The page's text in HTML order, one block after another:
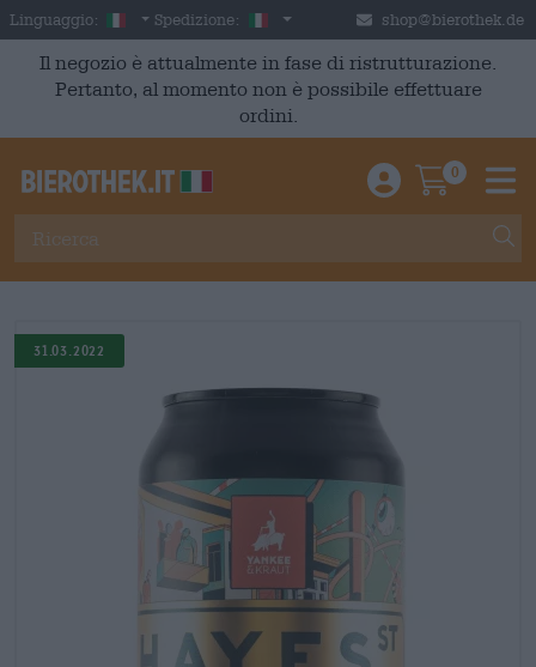
Skip to main content
Linguaggio: Italian
Spedizione: Italia shop@bierothek.de
Il negozio è attualmente in fase di ristrutturazione.
Pertanto, al momento non è possibile effettuare
ordini.
Einloggen /
0
31.03.2022